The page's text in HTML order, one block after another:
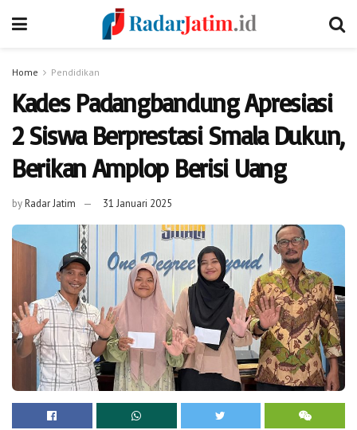
Home Pendidikan
Kades Padangbandung Apresiasi
2 Siswa Berprestasi Smala Dukun,
Berikan Amplop Berisi Uang
byRadar Jatim 31 Januari 2025